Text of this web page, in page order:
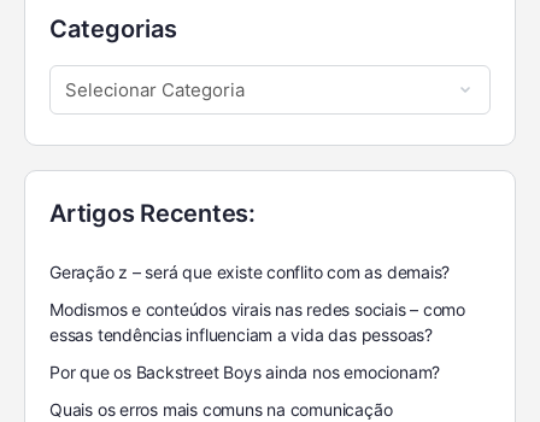
Categorias
Artigos Recentes:
Geração z – será que existe conflito com as demais?
Modismos e conteúdos virais nas redes sociais – como
essas tendências influenciam a vida das pessoas?
Por que os Backstreet Boys ainda nos emocionam?
Quais os erros mais comuns na comunicação